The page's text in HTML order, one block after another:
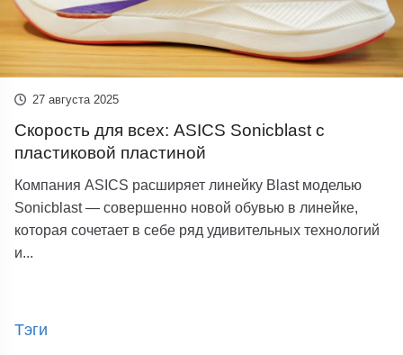
27 августа 2025
Скорость для всех: ASICS Sonicblast с
пластиковой пластиной
Компания ASICS расширяет линейку Blast моделью
Sonicblast — совершенно новой обувью в линейке,
которая сочетает в себе ряд удивительных технологий
и...
Тэги